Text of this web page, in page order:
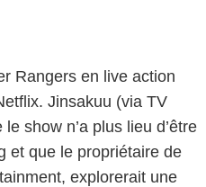
Rangers en live action
Jinsakuu (via TV
show n’a plus lieu d’être
et que le propriétaire de
explorerait une